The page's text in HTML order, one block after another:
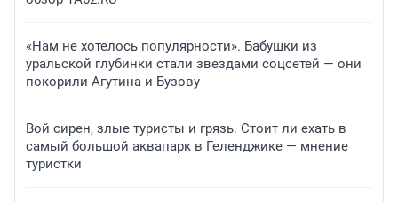
«Нам не хотелось популярности». Бабушки из
уральской глубинки стали звездами соцсетей — они
покорили Агутина и Бузову
Вой сирен, злые туристы и грязь. Стоит ли ехать в
самый большой аквапарк в Геленджике — мнение
туристки